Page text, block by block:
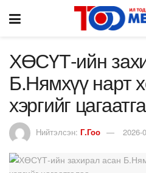
ХӨСҮТ-ийн
Б.Нямхүү нарт
хэргийг
Нийтэлсэн: Г.Гоо 2026-